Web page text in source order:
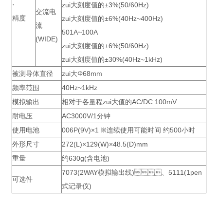
·
精度
交流电
流
(WIDE)
zui大刻度值的±3%(50/60Hz)
zui大刻度值的±6%(40Hz~400Hz)
501A~100A
zui大刻度值的±6%(50/60Hz)
zui大刻度值的±30%(40Hz~1kHz)
被测导体直径
zui大Φ68mm
频率范围
40Hz~1kHz
模拟输出
相对于各量程zui大值的AC/DC 100mV
耐电压
AC3000V/1分钟
使用电池
006P(9V)×1 ※连续使用可能时间 约500小时
外形尺寸
272(L)×129(W)×48.5(D)mm
重量
约630g(含电池)
可选件
7073(2WAY模拟输出线)、5111(1pen
式记录仪)